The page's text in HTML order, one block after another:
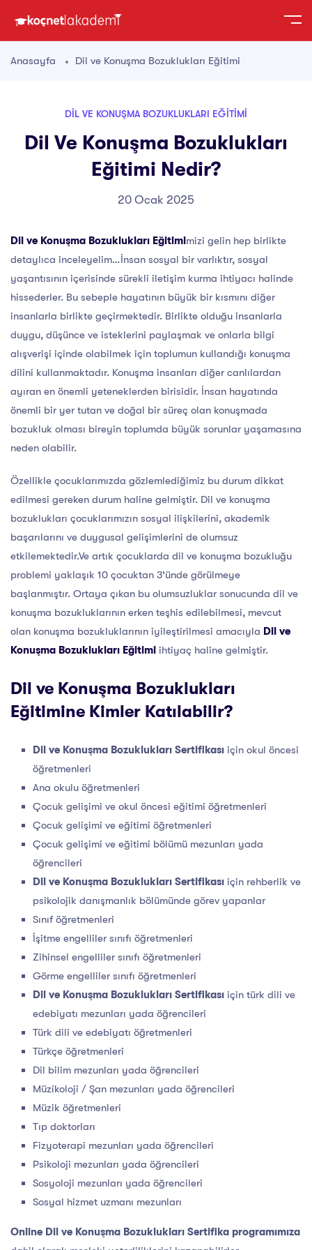
Anasayfa Dil ve Konuşma Bozuklukları Eğitimi
DIL VE KONUŞMA BOZUKLUKLARI EĞITIMI
Dil Ve Konuşma Bozuklukları
Eğitimi Nedir?
20 Ocak 2025
Dil ve Konuşma Bozuklukları Eğitimimizi gelin hep birlikte
detaylıca inceleyelim…İnsan sosyal bir varlıktır, sosyal
yaşantısının içerisinde sürekli iletişim kurma ihtiyacı halinde
hissederler. Bu sebeple hayatının büyük bir kısmını diğer
insanlarla birlikte geçirmektedir. Birlikte olduğu insanlarla
duygu, düşünce ve isteklerini paylaşmak ve onlarla bilgi
alışverişi içinde olabilmek için toplumun kullandığı konuşma
dilini kullanmaktadır. Konuşma insanları diğer canlılardan
ayıran en önemli yeteneklerden birisidir. İnsan hayatında
önemli bir yer tutan ve doğal bir süreç olan konuşmada
bozukluk olması bireyin toplumda büyük sorunlar yaşamasına
neden olabilir.
Özellikle çocuklarımızda gözlemlediğimiz bu durum dikkat
edilmesi gereken durum haline gelmiştir. Dil ve konuşma
bozuklukları çocuklarımızın sosyal ilişkilerini, akademik
başarılarını ve duygusal gelişimlerini de olumsuz
etkilemektedir.Ve artık çocuklarda dil ve konuşma bozukluğu
problemi yaklaşık 10 çocuktan 3’ünde görülmeye
başlanmıştır. Ortaya çıkan bu olumsuzluklar sonucunda dil ve
konuşma bozukluklarının erken teşhis edilebilmesi, mevcut
olan konuşma bozukluklarının iyileştirilmesi amacıyla Dil ve
Konuşma Bozuklukları Eğitimi ihtiyaç haline gelmiştir.
Dil ve Konuşma Bozuklukları
Eğitimine Kimler Katılabilir?
Dil ve Konuşma Bozuklukları Sertifikası için okul öncesi
öğretmenleri
Ana okulu öğretmenleri
Çocuk gelişimi ve okul öncesi eğitimi öğretmenleri
Çocuk gelişimi ve eğitimi öğretmenleri
Çocuk gelişimi ve eğitimi bölümü mezunları yada
öğrencileri
Dil ve Konuşma Bozuklukları Sertifikası için rehberlik ve
psikolojik danışmanlık bölümünde görev yapanlar
Sınıf öğretmenleri
İşitme engelliler sınıfı öğretmenleri
Zihinsel engelliler sınıfı öğretmenleri
Görme engelliler sınıfı öğretmenleri
Dil ve Konuşma Bozuklukları Sertifikası için türk dili ve
edebiyatı mezunları yada öğrencileri
Türk dili ve edebiyatı öğretmenleri
Türkçe öğretmenleri
Dil bilim mezunları yada öğrencileri
Müzikoloji / Şan mezunları yada öğrencileri
Müzik öğretmenleri
Tıp doktorları
Fizyoterapi mezunları yada öğrencileri
Psikoloji mezunları yada öğrencileri
Sosyoloji mezunları yada öğrencileri
Sosyal hizmet uzmanı mezunları
Online Dil ve Konuşma Bozuklukları Sertifika programımıza